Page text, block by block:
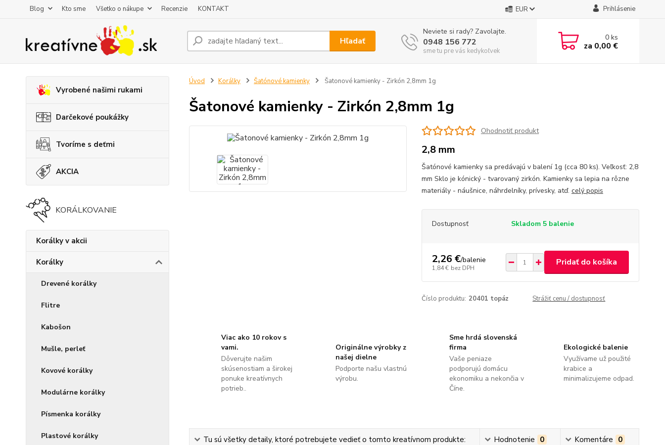
Blog Kto sme Všetko o nákupe Recenzie KONTAKT EUR Prihlásenie
Hľadať
Neviete si rady? Zavolajte.
0948 156 772
sme tu pre vás kedykoľvek
0ks
za 0,00 €
Vyrobené našimi rukami
Darčekové poukážky
Tvoríme s deťmi
AKCIA
KORÁLKOVANIE
Korálky v akcii
Korálky
Drevené korálky
Flitre
Kabošon
Mušle, perleť
Kovové korálky
Modulárne korálky
Písmenka korálky
Plastové korálky
Úvod Korálky Šatónové kamienky Šatonové kamienky - Zirkón 2,8mm 1g
Šatonové kamienky - Zirkón 2,8mm 1g
Ohodnotiť produkt
2,8 mm
Šatónové kamienky sa predávajú v balení 1g (cca 80 ks). Veľkosť: 2,8
mm Sklo je kónický - tvarovaný zirkón. Kamienky sa lepia na rôzne
materiály - náušnice, náhrdelníky, prívesky, atď. celý popis
Dostupnosť Skladom 5 balenie
2,26 €/balenie
1,84 € bez DPH
Pridať do košíka
Číslo produktu: 20401 topáz Strážiť cenu / dostupnosť
Viac ako 10 rokov s
vami.
Dôverujte našim
skúsenostiam a širokej
ponuke kreatívnych
potrieb..
Originálne výrobky z
našej dielne
Podporte našu vlastnú
výrobu.
Sme hrdá slovenská
firma
Vaše peniaze
podporujú domácu
ekonomiku a nekončia v
Číne.
Ekologické balenie
Využívame už použité
krabice a
minimalizujeme odpad.
Tu sú všetky detaily, ktoré potrebujete vedieť o tomto kreatívnom produkte: Hodnotenie 0 Komentáre 0